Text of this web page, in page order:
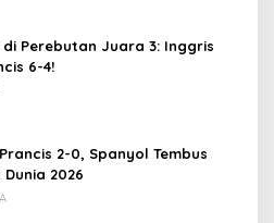
di Perebutan Juara 3: Inggris
6-4!
2-0, Spanyol Tembus
2026